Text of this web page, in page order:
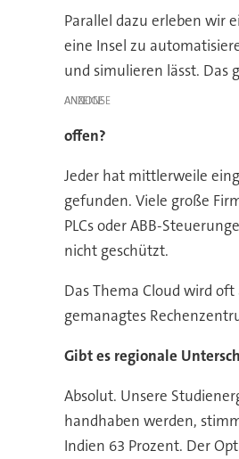
Parallel dazu erleben wir
eine Insel zu
und simulieren lässt. Das
ANZEIGE
offen?
Jeder hat mittlerweile
gefunden. Viele große
PLCs oder ABB-
nicht geschützt.
Das Thema Cloud wird
gemanagtes
Gibt es regionale
Absolut. Unsere
handhaben werden,
Indien 63 Prozent. Der